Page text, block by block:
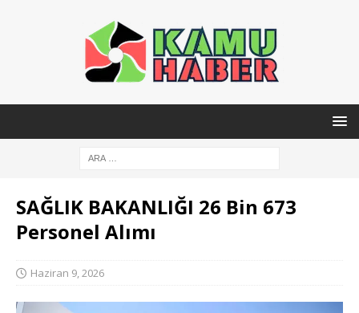
SAĞLIK BAKANLIĞI 26 Bin 673
Personel Alımı
Haziran 9, 2026